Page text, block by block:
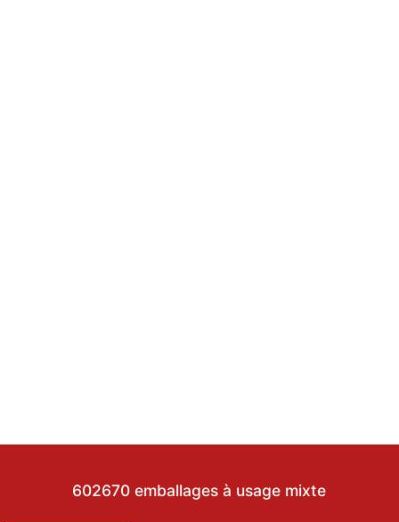
602670 emballages à usage mixte